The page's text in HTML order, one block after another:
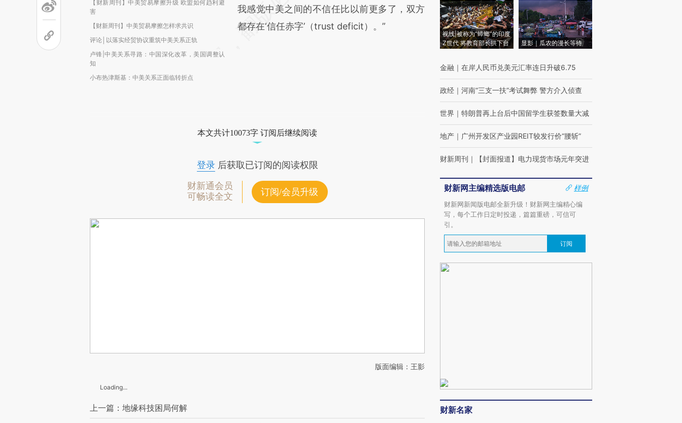
【财新周刊】中美贸易摩擦升级 欧盟如何趋利避
害
【财新周刊】中美贸易摩擦怎样求共识
评论│以落实经贸协议重筑中美关系正轨
卢锋|中美关系寻路：中国深化改革，美国调整认
知
小布热津斯基：中美关系正面临转折点
我感觉中美之间的不信任比以前更多了，双方
都存在‘信任赤字’（trust deficit）。”
本文共计10073字 订阅后继续阅读
登录后获取已订阅的阅读权限
财新通会员
可畅读全文
订阅/会员升级
版面编辑：王影
Loading...
上一篇：地缘科技困局何解
视线|被称为“蟑螂”的印度
Z世代 将教育部长拱下台
显影｜瓜农的漫长等待
金融 ｜ 在岸人民币兑美元汇率连日升破6.75
政经 ｜ 河南“三支一扶”考试舞弊 警方介入侦查
世界 ｜ 特朗普再上台后中国留学生获签数量大减
地产 ｜ 广州开发区产业园REIT较发行价“腰斩”
财新周刊 ｜ 【封面报道】电力现货市场元年突进
财新网主编精选版电邮
样例
财新网新闻版电邮全新升级！财新网主编精心编
写，每个工作日定时投递，篇篇重磅，可信可
引。
订阅
财新名家